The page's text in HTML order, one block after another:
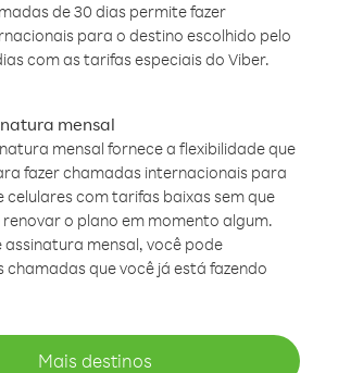
de 30 dias permite fazer
para o destino escolhido pelo
com as tarifas especiais do Viber.
mensal
mensal fornece a flexibilidade que
fazer chamadas internacionais para
celulares com tarifas baixas sem que
o plano em momento algum.
assinatura mensal, você pode
chamadas que você já está fazendo
Mais destinos